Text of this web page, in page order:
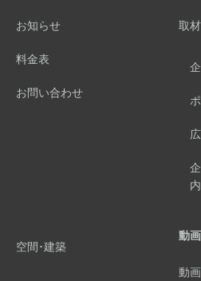
お知らせ
料金表
お問い合わせ
取
空間･建築
動
動